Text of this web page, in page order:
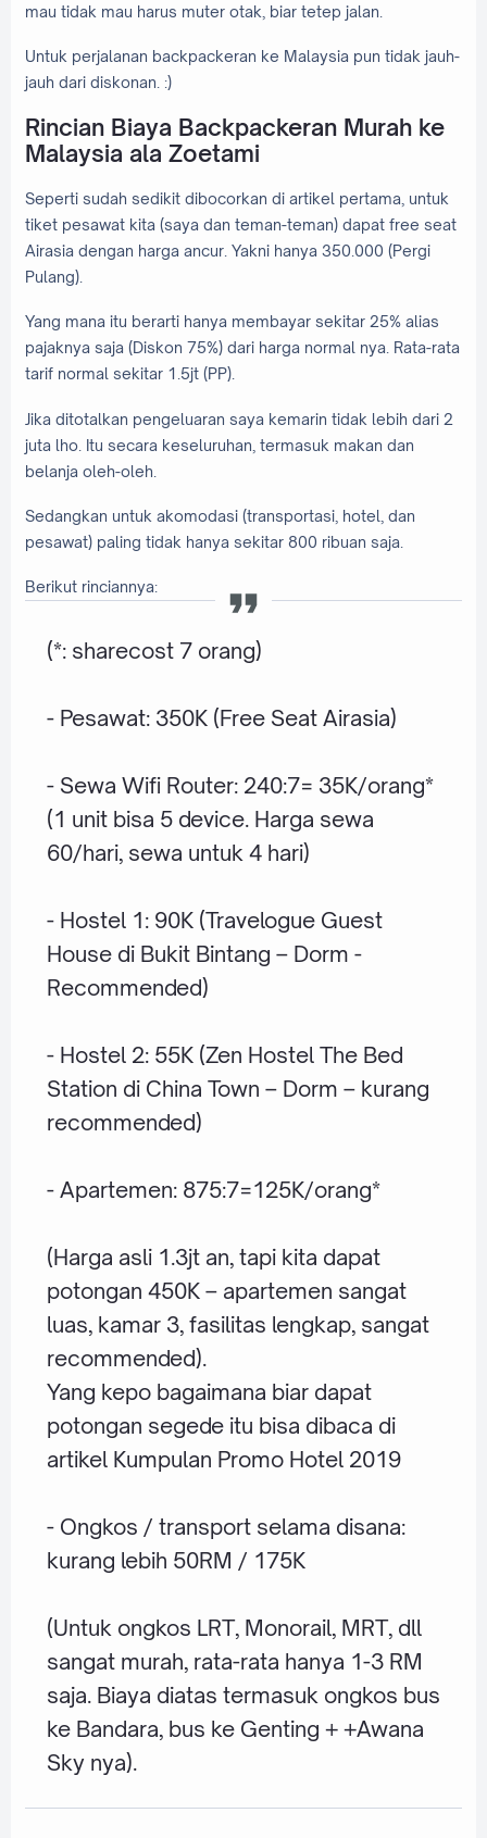
mau tidak mau harus muter otak, biar tetep jalan.
Untuk perjalanan backpackeran ke Malaysia pun tidak jauh-
jauh dari diskonan. :)
Rincian Biaya Backpackeran Murah ke
Malaysia ala Zoetami
Seperti sudah sedikit dibocorkan di artikel pertama, untuk
tiket pesawat kita (saya dan teman-teman) dapat free seat
Airasia dengan harga ancur. Yakni hanya 350.000 (Pergi
Pulang).
Yang mana itu berarti hanya membayar sekitar 25% alias
pajaknya saja (Diskon 75%) dari harga normal nya. Rata-rata
tarif normal sekitar 1.5jt (PP).
Jika ditotalkan pengeluaran saya kemarin tidak lebih dari 2
juta lho. Itu secara keseluruhan, termasuk makan dan
belanja oleh-oleh.
Sedangkan untuk akomodasi (transportasi, hotel, dan
pesawat) paling tidak hanya sekitar 800 ribuan saja.
Berikut rinciannya:
(*: sharecost 7 orang)
- Pesawat: 350K (Free Seat Airasia)
- Sewa Wifi Router: 240:7= 35K/orang*
(1 unit bisa 5 device. Harga sewa
60/hari, sewa untuk 4 hari)
- Hostel 1: 90K (Travelogue Guest
House di Bukit Bintang – Dorm -
Recommended)
- Hostel 2: 55K (Zen Hostel The Bed
Station di China Town – Dorm – kurang
recommended)
- Apartemen: 875:7=125K/orang*
(Harga asli 1.3jt an, tapi kita dapat
potongan 450K – apartemen sangat
luas, kamar 3, fasilitas lengkap, sangat
recommended).
Yang kepo bagaimana biar dapat
potongan segede itu bisa dibaca di
artikel Kumpulan Promo Hotel 2019
- Ongkos / transport selama disana:
kurang lebih 50RM / 175K
(Untuk ongkos LRT, Monorail, MRT, dll
sangat murah, rata-rata hanya 1-3 RM
saja. Biaya diatas termasuk ongkos bus
ke Bandara, bus ke Genting + +Awana
Sky nya).